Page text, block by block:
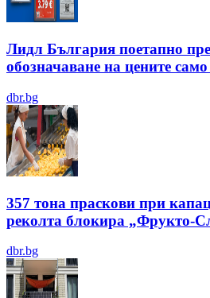
Лидл България поетапно
обозначаване на цените
dbr.bg
357 тона праскови при
реколта блокира „Фрукто-
dbr.bg